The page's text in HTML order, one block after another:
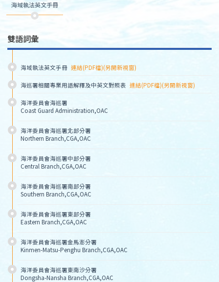
海域執法英文手冊
雙語詞彙
海域執法英文手冊 連結(PDF檔)(另開新視窗)
海巡署相關專業用語解釋及中英文對照表 連結(PDF檔)(另開新視窗)
海洋委員會海巡署
Coast Guard Administration,OAC
海洋委員會海巡署北部分署
Northern Branch,CGA,OAC
海洋委員會海巡署中部分署
Central Branch,CGA,OAC
海洋委員會海巡署南部分署
Southern Branch,CGA,OAC
海洋委員會海巡署東部分署
Eastern Branch,CGA,OAC
海洋委員會海巡署金馬澎分署
Kinmen-Matsu-Penghu Branch,CGA,OAC
海洋委員會海巡署東南沙分署
Dongsha-Nansha Branch,CGA,OAC